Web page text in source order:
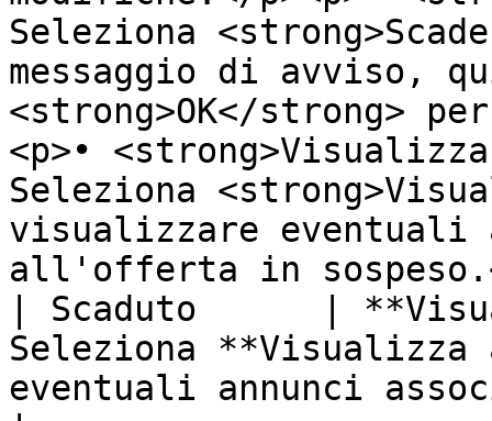
Seleziona
messaggio di avviso,
<strong>OK</strong>
<p>•
Seleziona
visualizzare eventuali
all'offerta in
| Scaduto      |
Seleziona
eventuali annunci